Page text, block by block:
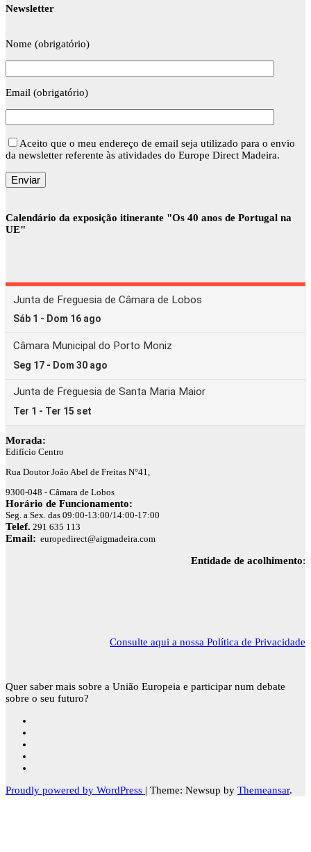
Newsletter
Nome (obrigatório)
Email (obrigatório)
Aceito que o meu endereço de email seja utilizado para o envio
da newsletter referente às atividades do Europe Direct Madeira.
Calendário da exposição itinerante "Os 40 anos de Portugal na
UE"
Morada:
Edifício Centro
Rua Doutor João Abel de Freitas N°41,
9300-048 - Câmara de Lobos
Horário de Funcionamento:
Seg. a Sex. das 09:00-13:00/14:00-17:00
Telef. 291 635 113
Email: europedirect@aigmadeira.com
Entidade de acolhimento:
Consulte aqui a nossa Política de Privacidade
Quer saber mais sobre a União Europeia e participar num debate
sobre o seu futuro?
Proudly powered by WordPress | Theme: Newsup by Themeansar.